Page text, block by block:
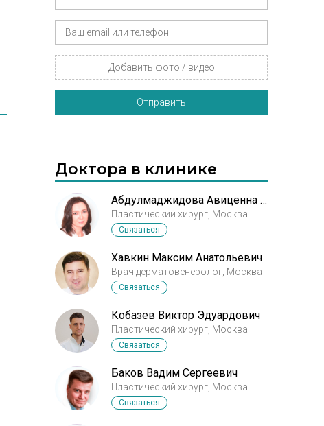
Добавить фото / видео
Отправить
Доктора в клинике
Абдулмаджидова Авиценна Саидбеговна
Пластический хирург, Москва
Связаться
Хавкин Максим Анатольевич
Врач дерматовенеролог, Москва
Связаться
Кобазев Виктор Эдуардович
Пластический хирург, Москва
Связаться
Баков Вадим Сергеевич
Пластический хирург, Москва
Связаться